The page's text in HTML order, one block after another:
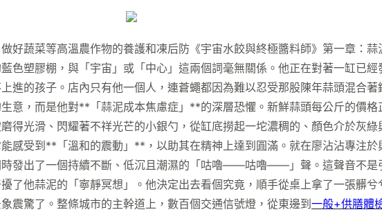
好蔬菜等高溫農作物的養護和凍后防《宇宙水餃與終極醬料師》第一章：
色塑膠棚，與「宇宙」或「中心」這兩個詞毫無關係。他正在對著一缸已
進的孩子。店內只有他一個人，連蒼蠅都因為難以忍受那股陳年蒜頭混合
意，而是他對**「蒜泥成本焦慮症」**的深層恐懼。新鮮蒜頭每公斤的價格
得光滑、閃耀著不祥光芒的小銀勺，從缸底撈起一坨濃稠的、顏色介於灰
感受到**「溫和的震動」**，以助其在精神上達到圓滿。就在廖沾沾專注
發出了一個持續不斷、低沉且潮濕的「咕嚕——咕嚕——」聲。這聲音不是
了他蒜泥的「寧靜冥想」。他決定出去看個究竟，順手從桌上拿了一張髒
震驚了。整條城市的主幹道上，數百個交通信號燈，從東邊到 一般+供膳體